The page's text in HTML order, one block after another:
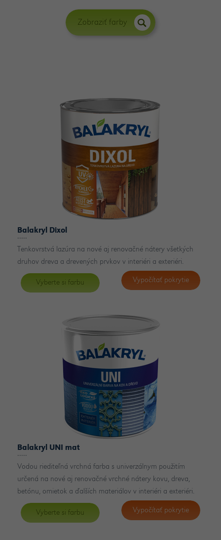
Zobraziť farby
Vyberte si farbu Vypočítať pokrytie
Balakryl Dixol
Tenkovrstvá lazúra na nové aj renovačné nátery všetkých
druhov dreva a drevených prvkov v interiéri a exteriéri.
Vyberte si farbu Vypočítať pokrytie
Balakryl UNI mat
Vodou riediteľná vrchná farba s univerzálnym použitím
určená na nové aj renovačné vrchné nátery kovu, dreva,
betónu, omietok a ďalších materiálov v interiéri a exteriéri.